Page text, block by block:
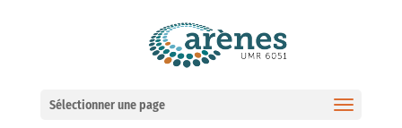
Sélectionner une page